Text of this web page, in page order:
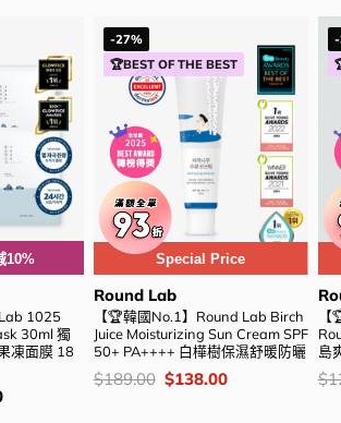
10%
1025
30ml 獨
凍面膜 18
-27%
🏆BEST OF THE BEST
Special Price
Round Lab
【🏆韓國No.1】Round Lab Birch
Juice Moisturizing Sun Cream SPF
50+ PA++++ 白樺樹保濕舒暖防曬
價
錢：
$189.00 Original
price
$138.00Current
島
價
錢
$